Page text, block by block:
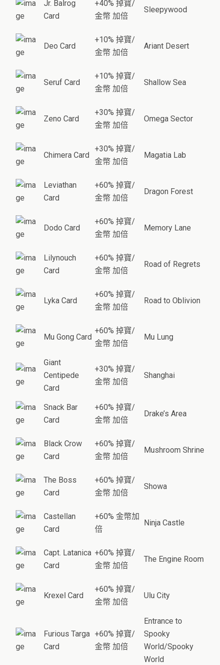
Jr. Balrog
Card
+40% 掉寶/
金幣 加倍
Sleepywood
Deo Card
+10% 掉寶/
金幣 加倍
Ariant Desert
Seruf Card
+10% 掉寶/
金幣 加倍
Shallow Sea
Zeno Card
+30% 掉寶/
金幣 加倍
Omega Sector
Chimera Card
+30% 掉寶/
金幣 加倍
Magatia Lab
Leviathan
Card
+60% 掉寶/
金幣 加倍
Dragon Forest
Dodo Card
+60% 掉寶/
金幣 加倍
Memory Lane
Lilynouch
Card
+60% 掉寶/
金幣 加倍
Road of Regrets
Lyka Card
+60% 掉寶/
金幣 加倍
Road to Oblivion
Mu Gong Card
+60% 掉寶/
金幣 加倍
Mu Lung
Giant
Centipede
Card
+30% 掉寶/
金幣 加倍
Shanghai
Snack Bar
Card
+60% 掉寶/
金幣 加倍
Drake’s Area
Black Crow
Card
+60% 掉寶/
金幣 加倍
Mushroom Shrine
The Boss
Card
+60% 掉寶/
金幣 加倍
Showa
Castellan
Card
+60% 金幣加
倍
Ninja Castle
Capt. Latanica
Card
+60% 掉寶/
金幣 加倍
The Engine Room
Krexel Card
+60% 掉寶/
金幣 加倍
Ulu City
Furious Targa
Card
+60% 掉寶/
金幣 加倍
Entrance to
Spooky
World/Spooky
World